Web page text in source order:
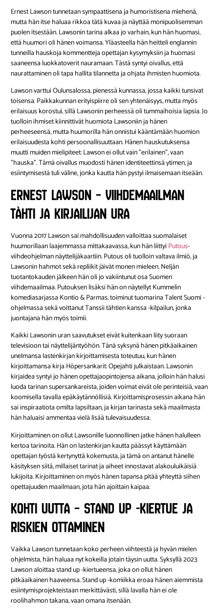
Ernest Lawson tunnetaan sympaattisena ja humoristisena miehenä,
mutta hän itse haluaa rikkoa tätä kuvaa ja näyttää monipuolisemman
puolen itsestään. Lawsonin tarina alkaa jo varhain, kun hän huomasi,
että huumori oli hänen voimansa. Yläasteella hän heitteli englannin
tunneilla hauskoja kommentteja opettajan kysymyksiin ja huomasi
saaneensa luokkatoverit nauramaan. Tästä syntyi oivallus, että
naurattaminen oli tapa hallita tilannetta ja ohjata ihmisten huomiota.
Lawson varttui Oulunsalossa, pienessä kunnassa, jossa kaikki tunsivat
toisensa. Paikkakunnan erityispiirre oli sen yhtenäisyys, mutta myös
erilaisuus korostui, sillä Lawsonin perheessä oli tummaihoisia lapsia. Jo
tuolloin ihmiset kiinnittivät huomiota Lawsoniin ja hänen
perheeseensä, mutta huumorilla hän onnistui kääntämään huomion
erilaisuudesta kohti persoonallisuuttaan. Hänen hauskutuksensa
muutti muiden mielipiteet: Lawson ei ollut vain ”erilainen”, vaan
”hauska”. Tämä oivallus muodosti hänen identiteettinsä ytimen, ja
esiintymisestä tuli väline, jonka kautta hän pystyi ilmaisemaan itseään.
Ernest Lawson – viihdemaailman
tähti ja kirjailijan ura
Vuonna 2017 Lawson sai mahdollisuuden valloittaa suomalaiset
huumorillaan laajemmassa mittakaavassa, kun hän liittyi Putous-
viihdeohjelman näyttelijäkaartiin. Putous oli tuolloin valtava ilmiö, ja
Lawsonin hahmot sekä repliikit jäivät monen mieleen. Neljän
tuotantokauden jälkeen hän oli jo vakiintunut osa Suomen
viihdemaailmaa. Putouksen lisäksi hän on näytellyt Kummelin
komediasarjassa Kontio & Parmas, toiminut tuomarina Talent Suomi -
ohjelmassa sekä voittanut Tanssii tähtien kanssa -kilpailun, jonka
juontajana hän myös toimii.
Kaikki Lawsonin uran saavutukset eivät kuitenkaan liity suoraan
televisioon tai näyttelijäntyöhön. Tänä syksynä hänen pitkäaikainen
unelmansa lastenkirjan kirjoittamisesta toteutuu, kun hänen
kirjoittamansa kirja Höpersankarit: Opejahti julkaistaan. Lawsonin
kirjaidea syntyi jo hänen opettajaopintojensa aikana, jolloin hän halusi
luoda tarinan supersankareista, joiden voimat eivät ole perinteisiä, vaan
koomisella tavalla epäkäytännöllisiä. Kirjoittamisprosessin aikana hän
sai inspiraatiota omilta lapsiltaan, ja kirjan tarinasta sekä maailmasta
hän haluaisi ammentaa vielä lisää tulevaisuudessa.
Kirjoittaminen on ollut Lawsonille luonnollinen jatke hänen halulleen
kertoa tarinoita. Hän on lastenkirjan kautta päässyt käyttämään
opettajan työstä kertynyttä kokemusta, ja tämä on antanut hänelle
käsityksen siitä, millaiset tarinat ja aiheet innostavat alakouluikäisiä
lukijoita. Kirjoittaminen on myös hänen tapansa pitää yhteyttä siihen
opettajuuden maailmaan, jota hän ajoittain kaipaa.
Kohti uutta – Stand up -kiertue ja
riskien ottaminen
Vaikka Lawson tunnetaan koko perheen viihteestä ja hyvän mielen
ohjelmista, hän haluaa nyt kokeilla jotain täysin uutta. Syksyllä 2023
Lawson aloittaa stand up -kiertueensa, joka on ollut hänen
pitkäaikainen haaveensa. Stand up -komiikka eroaa hänen aiemmista
esiintymisprojekteistaan merkittävästi, sillä lavalla hän ei ole
roolihahmon takana, vaan omana itsenään.